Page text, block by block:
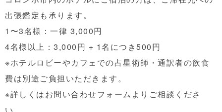
出張鑑定も承ります。
1〜3名様：一律 3,000円
4名様以上：3,000円 + 1名につき500円
※ホテルロビーやカフェでの占星術師・通訳者の飲食
費は別途ご負担いただきます。
※詳しくはお問い合わせフォームよりご相談くださ
い。